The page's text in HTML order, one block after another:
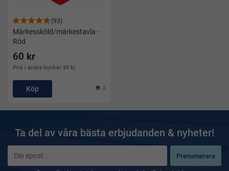
(93)
Märkessköld/märkestavla -
Röd
60 kr
Pris i andra butiker 99 kr
Köp 2
Ta del av våra bästa erbjudanden & nyheter!
Prenumerera